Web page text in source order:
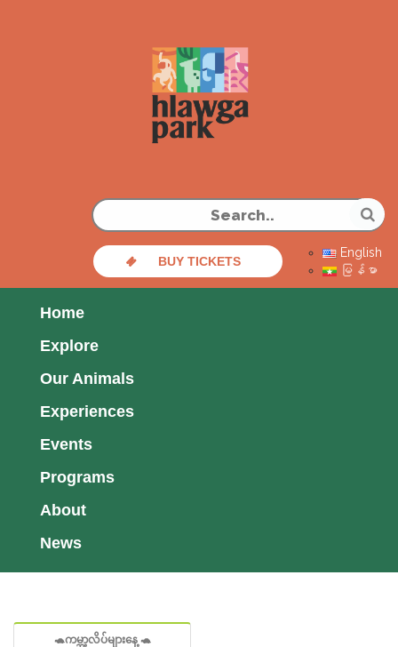
BUY TICKETS
English
မြန်မာ
Home
Explore
Our Animals
Experiences
Events
Programs
About
News
🐢ကမ္ဘာ့လိပ်များနေ့ 🐢